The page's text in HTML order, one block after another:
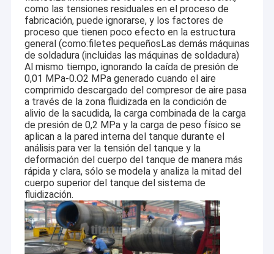
Tractor de carga lateral
Remolques de transporte pesado
Semiremolque de transporte de vehículos
Trailer de lado de la cortina
como las tensiones residuales en el proceso de
fabricación, puede ignorarse, y los factores de
proceso que tienen poco efecto en la estructura
general (como:filetes pequeñosLas demás máquinas
de soldadura (incluidas las máquinas de soldadura)
Al mismo tiempo, ignorando la caída de presión de
0,01 MPa-0.O2 MPa generado cuando el aire
comprimido descargado del compresor de aire pasa
a través de la zona fluidizada en la condición de
alivio de la sacudida, la carga combinada de la carga
de presión de 0,2 MPa y la carga de peso físico se
aplican a la pared interna del tanque durante el
análisis.para ver la tensión del tanque y la
deformación del cuerpo del tanque de manera más
rápida y clara, sólo se modela y analiza la mitad del
cuerpo superior del tanque del sistema de
fluidización.